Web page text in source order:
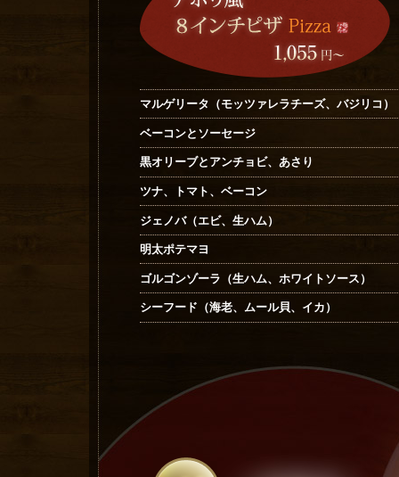
マルゲリータ（モッツァレラチーズ、バジリコ）
ベーコンとソーセージ
黒オリーブとアンチョビ、あさり
ツナ、トマト、ベーコン
ジェノバ（エビ、生ハム）
明太ポテマヨ
ゴルゴンゾーラ（生ハム、ホワイトソース）
シーフード（海老、ムール貝、イカ）